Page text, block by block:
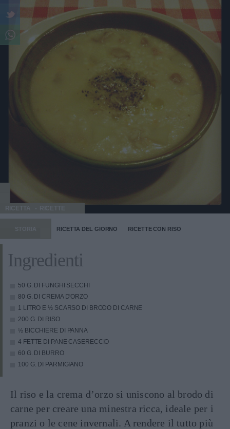
RICETTA
STORIA RICETTA DEL GIORNO RICETTE CON RISO
Ingredienti
50 G. DI FUNGHI SECCHI
80 G. DI CREMA D'ORZO
1 LITRO E ½ SCARSO DI BRODO DI CARNE
200 G. DI RISO
½ BICCHIERE DI PANNA
4 FETTE DI PANE CASERECCIO
60 G. DI BURRO
100 G. DI PARMIGIANO
Il riso e la crema d’orzo si uniscono al brodo di
carne per creare una minestra ricca, ideale per i
pranzi o le cene invernali. A rendere il tutto più